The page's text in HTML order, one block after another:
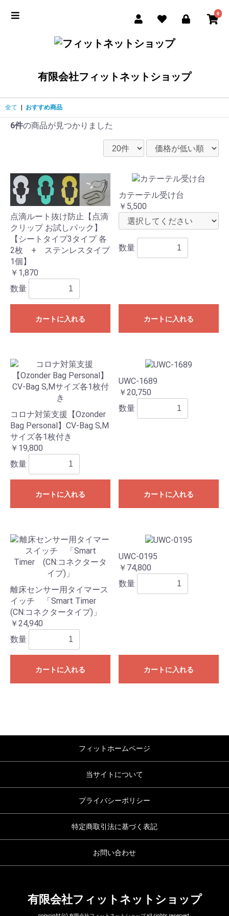
0
有限会社フィットネットショップ
全て | おすすめ商品
6件の商品が見つかりました
点滴ルート抜け防止【点滴
クリップ お試しパック】
【シートタイプ3タイプ 各
2枚 + ステンレスタイプ
1個】
￥1,870
数量
カートに入れる
カテーテル受け台
￥5,500
数量
カートに入れる
コロナ対策支援【Ozonder
Bag Personal】CV-Bag S,M
サイズ各1枚付き
￥19,800
数量
カートに入れる
UWC-1689
￥20,750
数量
カートに入れる
離床センサー用タイマース
イッチ 「Smart Timer
(CN:コネクタータイプ)」
￥24,940
数量
カートに入れる
UWC-0195
￥74,800
数量
カートに入れる
フィットホームページ
当サイトについて
プライバシーポリシー
特定商取引法に基づく表記
お問い合わせ
有限会社フィットネットショップ